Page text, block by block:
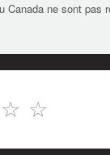
ne sont
☆
☆